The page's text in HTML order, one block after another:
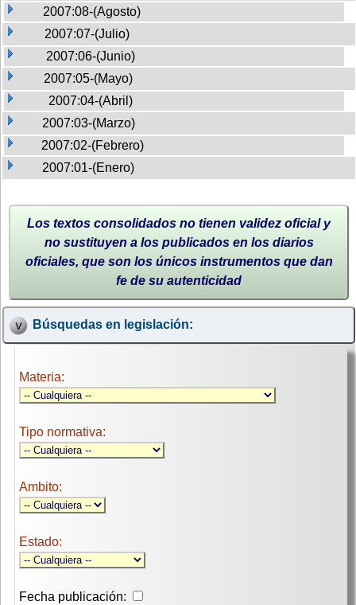
2007:08-(Agosto)
2007:07-(Julio)
2007:06-(Junio)
2007:05-(Mayo)
2007:04-(Abril)
2007:03-(Marzo)
2007:02-(Febrero)
2007:01-(Enero)
Los textos consolidados no tienen validez oficial y
no sustituyen a los publicados en los diarios
oficiales, que son los únicos instrumentos que dan
fe de su autenticidad
Búsquedas en legislación:
Materia:
Tipo normativa:
Ambito:
Estado:
Fecha publicación: